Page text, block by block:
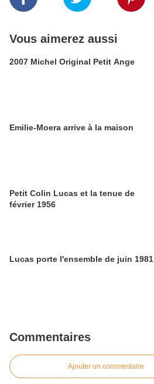
Vous aimerez aussi
2007 Michel Original Petit Ange
Emilie-Moera arrive à la maison
Petit Colin Lucas et la tenue de
février 1956
Lucas porte l'ensemble de juin 1981
Commentaires
Ajouter un commentaire